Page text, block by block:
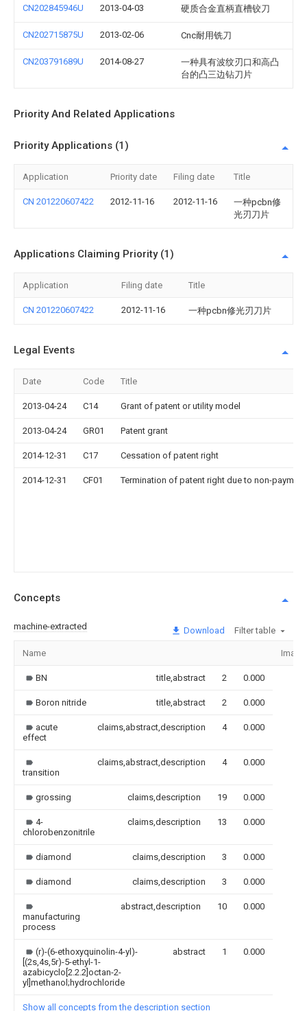
CN202845946U 2013-04-03 硬质合金直柄直槽铰刀
CN202715875U 2013-02-06 Cnc耐用铣刀
CN203791689U 2014-08-27
一种具有波纹刃口和高凸
台的凸三边钻刀片
Priority And Related Applications
Priority Applications (1)
Application Priority date Filing date Title
CN 201220607422 2012-11-16 2012-11-16
一种pcbn修
光刃刀片
Applications Claiming Priority (1)
Application Filing date Title
CN 201220607422 2012-11-16 一种pcbn修光刃刀片
Legal Events
Date Code Title
2013-04-24 C14 Grant of patent or utility model
2013-04-24 GR01 Patent grant
2014-12-31 C17 Cessation of patent right
2014-12-31 CF01 Termination of patent right due to non-
Concepts
machine-extracted Download Filter table
Name Image
BN title,abstract 2 0.000
Boron nitride title,abstract 2 0.000
acute
effect
claims,abstract,description 4 0.000
transition
claims,abstract,description 4 0.000
grossing claims,description 19 0.000
4-
chlorobenzonitrile
claims,description 13 0.000
diamond claims,description 3 0.000
diamond claims,description 3 0.000
manufacturing
process
abstract,description 10 0.000
(r)-(6-ethoxyquinolin-4-yl)-
[(2s,4s,5r)-5-ethyl-1-
azabicyclo[2.2.2]octan-2-
yl]methanol;hydrochloride
abstract 1 0.000
Show all concepts from the description section